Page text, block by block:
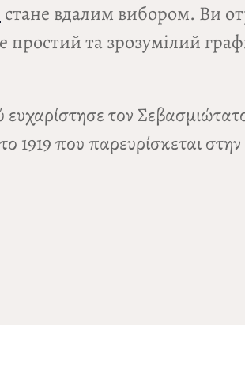
стане вдалим вибором. Ви
та зрозумілий
τον
1919 που παρευρίσκεται